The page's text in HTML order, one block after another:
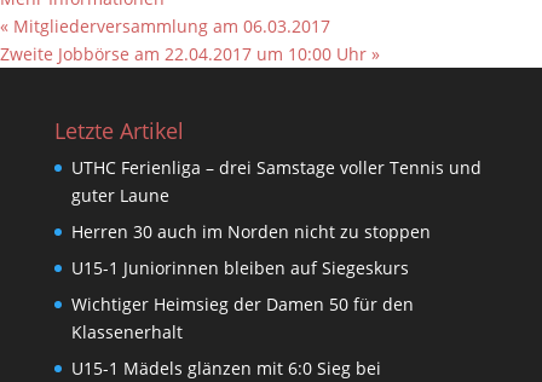
« Mitgliederversammlung am 06.03.2017
Zweite Jobbörse am 22.04.2017 um 10:00 Uhr »
Letzte Artikel
UTHC Ferienliga – drei Samstage voller Tennis und
guter Laune
Herren 30 auch im Norden nicht zu stoppen
U15-1 Juniorinnen bleiben auf Siegeskurs
Wichtiger Heimsieg der Damen 50 für den
Klassenerhalt
U15-1 Mädels glänzen mit 6:0 Sieg bei